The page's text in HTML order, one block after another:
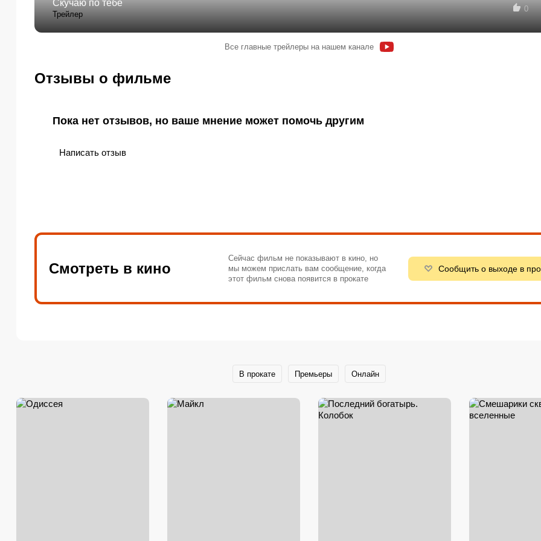
Скучаю по тебе
Трейлер
0
Все главные трейлеры на нашем канале
Отзывы о фильме
Пока нет отзывов, но ваше мнение может помочь другим
Написать отзыв
Смотреть в кино
Сейчас фильм не показывают в кино, но
мы можем прислать вам сообщение, когда
этот фильм снова появится в прокате
Сообщить о выходе в
В прокате Премьеры Онлайн